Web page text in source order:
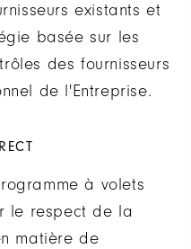
existants et
basée sur les
des fournisseurs
de l'Entreprise.
à volets
le respect de la
matière de